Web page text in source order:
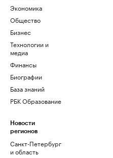
Экономика
Общество
Бизнес
Технологии и
медиа
Финансы
Биографии
База знаний
РБК Образование
Новости
регионов
Санкт-Петербург
и область